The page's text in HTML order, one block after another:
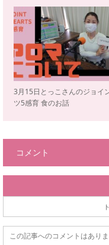
3月15日とっこさんのジョイ
ツ5感育 食のお話
コメント
この記事へのコメントはありま